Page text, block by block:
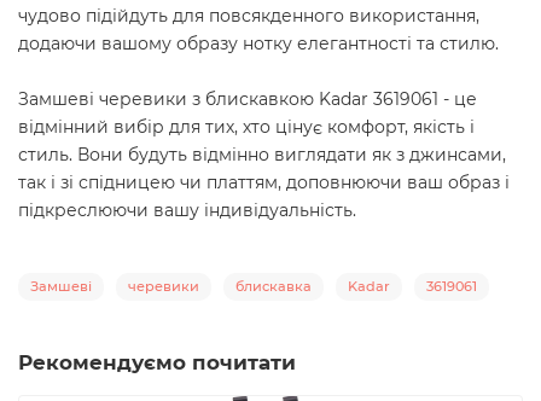
чудово підійдуть для повсякденного використання,
додаючи вашому образу нотку елегантності та стилю.
Замшеві черевики з блискавкою Kadar 3619061 - це
відмінний вибір для тих, хто цінує комфорт, якість і
стиль. Вони будуть відмінно виглядати як з джинсами,
так і зі спідницею чи платтям, доповнюючи ваш образ і
підкреслюючи вашу індивідуальність.
Замшеві черевики блискавка Kadar 3619061
Рекомендуємо почитати